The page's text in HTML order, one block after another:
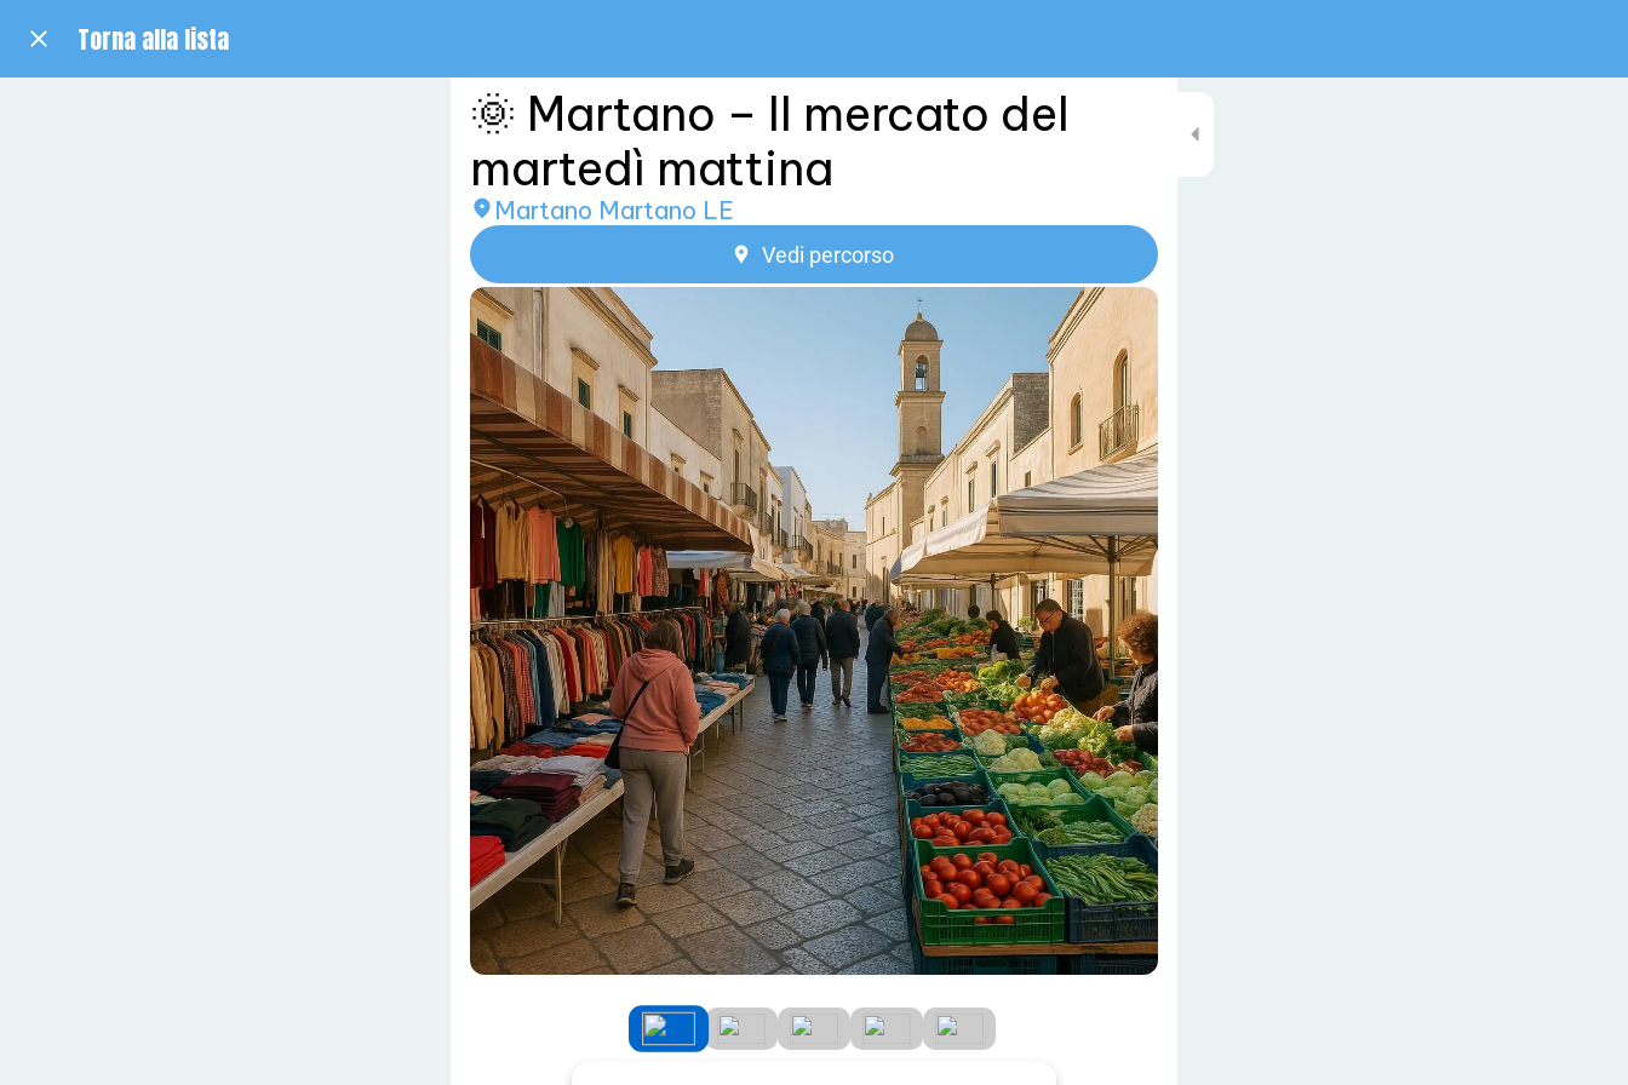
Torna alla lista
🌞 Martano – Il mercato del
martedì mattina
Martano Martano LE
Vedi percorso